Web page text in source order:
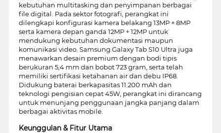
kebutuhan multitasking dan penyimpanan berbagai
file digital. Pada sektor fotografi, perangkat ini
dilengkapi konfigurasi kamera belakang 13MP + 8MP
serta kamera depan ganda 12MP + 12MP untuk
mendukung kebutuhan dokumentasi maupun
komunikasi video. Samsung Galaxy Tab S10 Ultra juga
menawarkan desain premium dengan bodi tipis
berukuran 5,4 mm dan bobot 723 gram, serta telah
memiliki sertifikasi ketahanan air dan debu IP68.
Didukung baterai berkapasitas 11.200 mAh dan
teknologi pengisian cepat 45W, perangkat ini dirancang
untuk menunjang penggunaan jangka panjang dalam
berbagai aktivitas mobile.
Keunggulan & Fitur Utama